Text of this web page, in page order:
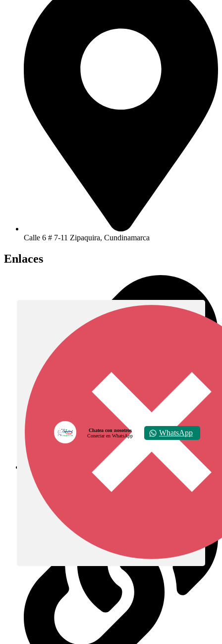
Calle 6 # 7-11 Zipaquira, Cundinamarca
Enlaces
Diócesis de Zipaquirá
Chatea con nosotros
Conectar en WhatsApp
WhatsApp